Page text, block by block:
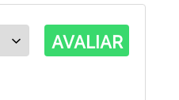
AVALIAR